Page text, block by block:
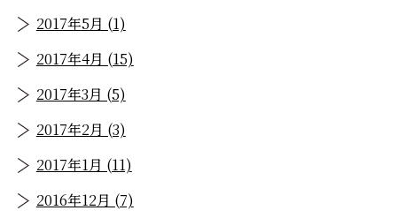
2017年5月 (1)
2017年4月 (15)
2017年3月 (5)
2017年2月 (3)
2017年1月 (11)
2016年12月 (7)